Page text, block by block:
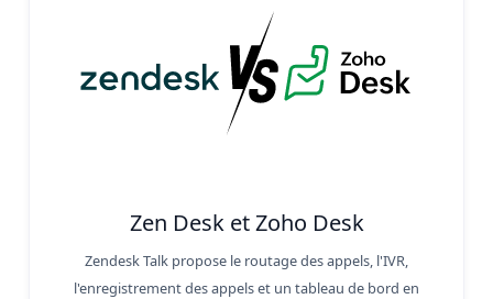
Zen Desk et Zoho Desk
Zendesk Talk propose le routage des appels, l'IVR,
l'enregistrement des appels et un tableau de bord en